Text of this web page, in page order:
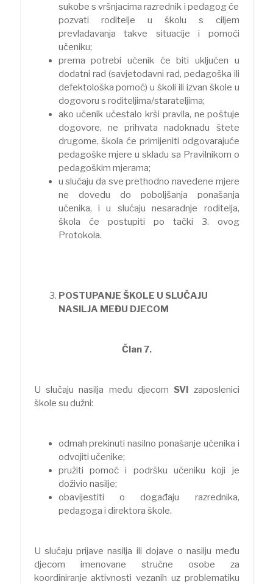
sukobe s vršnjacima razrednik i pedagog će
pozvati roditelje u školu s ciljem
prevladavanja takve situacije i pomoći
učeniku;
prema potrebi učenik će biti uključen u
dodatni rad (savjetodavni rad, pedagoška ili
defektološka pomoć) u školi ili izvan škole u
dogovoru s roditeljima/starateljima;
ako učenik učestalo krši pravila, ne poštuje
dogovore, ne prihvata nadoknadu štete
drugome, škola će primijeniti odgovarajuće
pedagoške mjere u skladu sa Pravilnikom o
pedagoškim mjerama;
u slučaju da sve prethodno navedene mjere
ne dovedu do poboljšanja ponašanja
učenika, i u slučaju nesaradnje roditelja,
škola će postupiti po tački 3. ovog
Protokola.
POSTUPANJE ŠKOLE U SLUČAJU
NASILJA MEĐU DJECOM
Član 7.
U slučaju nasilja među djecomSVI zaposlenici
škole su dužni:
odmah prekinuti nasilno ponašanje učenika i
odvojiti učenike;
pružiti pomoć i podršku učeniku koji je
doživio nasilje;
obavijestiti o događaju razrednika,
pedagoga i direktora škole.
U slučaju prijave nasilja ili dojave o nasilju među
djecom imenovane stručne osobe za
koordiniranje aktivnosti vezanih uz problematiku